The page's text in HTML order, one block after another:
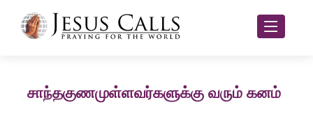
சாந்தகுணமுள்ளவர்களுக்கு வரும் கனம்